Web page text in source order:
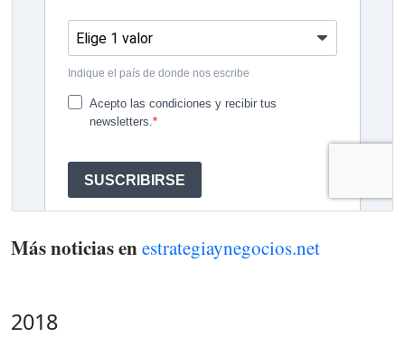
Más noticias enestrategiaynegocios.net
2018